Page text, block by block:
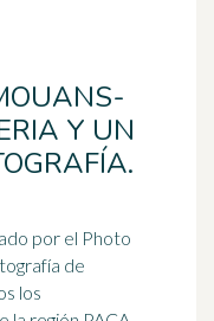
Y UN
por el Photo
de
los